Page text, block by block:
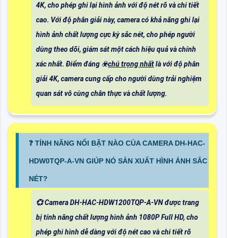
4K, cho phép ghi lại hình ảnh với độ nét rõ và chi tiết
cao. Với độ phân giải này, camera có khả năng ghi lại
hình ảnh chất lượng cực kỳ sắc nét, cho phép người
dùng theo dõi, giám sát một cách hiệu quả và chính
xác nhất. Điểm đáng ☣️chú trọng nhấtlà với độ phân
giải 4K, camera cung cấp cho người dùng trải nghiệm
quan sát vô cùng chân thực và chất lượng.
❓ TÍNH NĂNG NỔI BẬT NÀO CỦA CAMERA DH-HAC-
HDW0TQP-A-VN GIÚP NÓ SẢN XUẤT HÌNH ẢNH SẮC
NÉT?
💞 Camera DH-HAC-HDW1200TQP-A-VN được trang
bị tính năng chất lượng hình ảnh 1080P Full HD, cho
phép ghi hình dễ dàng với độ nét cao và chi tiết rõ